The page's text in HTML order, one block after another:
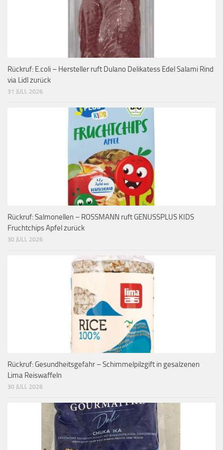
Rückruf: E.coli – Hersteller ruft Dulano Delikatess Edel Salami Rind
via Lidl zurück
31 JULI, 2026
Rückruf: Salmonellen – ROSSMANN ruft GENUSSPLUS KIDS
Fruchtchips Apfel zurück
30 JULI, 2026
Rückruf: Gesundheitsgefahr – Schimmelpilzgift in gesalzenen
Lima Reiswaffeln
30 JULI, 2026